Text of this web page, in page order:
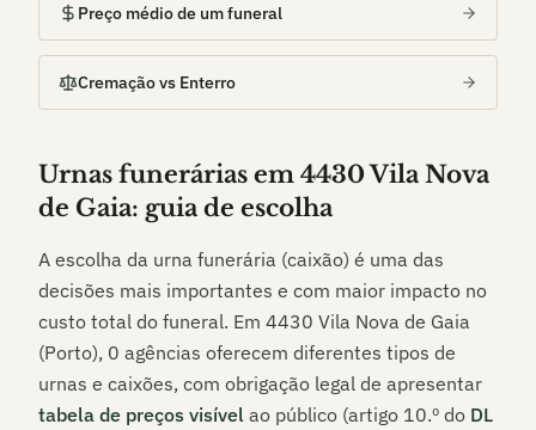
Preço médio de um funeral
Cremação vs Enterro
Urnas funerárias em 4430 Vila Nova
de Gaia: guia de escolha
A escolha da urna funerária (caixão) é uma das
decisões mais importantes e com maior impacto no
custo total do funeral. Em 4430 Vila Nova de Gaia
(Porto), 0 agências oferecem diferentes tipos de
urnas e caixões, com obrigação legal de apresentar
tabela de preços visível ao público (artigo 10.º do DL